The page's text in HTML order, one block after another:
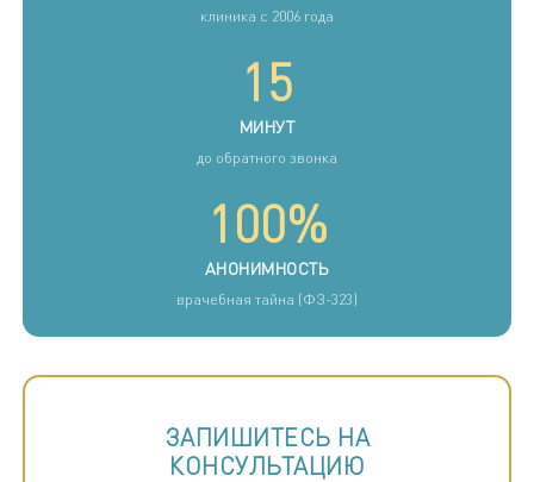
клиника с 2006 года
15
МИНУТ
до обратного звонка
100%
АНОНИМНОСТЬ
врачебная тайна (ФЗ-323)
ЗАПИШИТЕСЬ НА
КОНСУЛЬТАЦИЮ